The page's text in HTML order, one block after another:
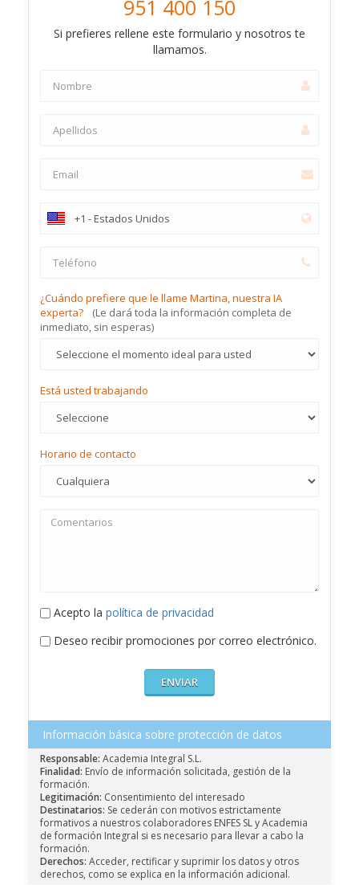
951 400 150
Si prefieres rellene este formulario y nosotros te
llamamos.
¿Cuándo prefiere que le llame Martina, nuestra IA
experta?
(Le dará toda la información completa de
inmediato, sin esperas)
Está usted trabajando
Horario de contacto
Acepto la política de privacidad
Deseo recibir promociones por correo electrónico.
Información básica sobre protección de datos
Responsable: Academia Integral S.L.
Finalidad: Envío de información solicitada, gestión de la
formación.
Legitimación: Consentimiento del interesado
Destinatarios: Se cederán con motivos estrictamente
formativos a nuestros colaboradores ENFES SL y Academia
de formación Integral si es necesario para llevar a cabo la
formación.
Derechos: Acceder, rectificar y suprimir los datos y otros
derechos, como se explica en la información adicional.